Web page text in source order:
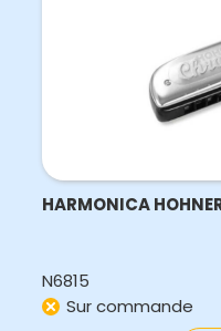
HARMONICA
N6815
Sur commande